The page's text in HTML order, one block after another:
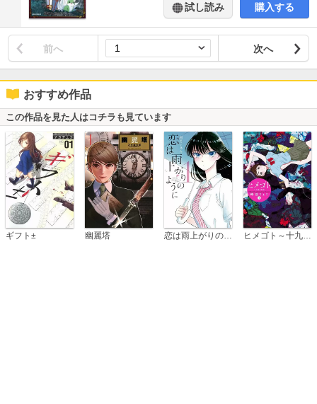
試し読み 購入する
前へ 次へ
おすすめ作品
この作品を見た人はコチラも見ています
ギフト± 幽麗塔 ヒメゴト～十九歳の制服～